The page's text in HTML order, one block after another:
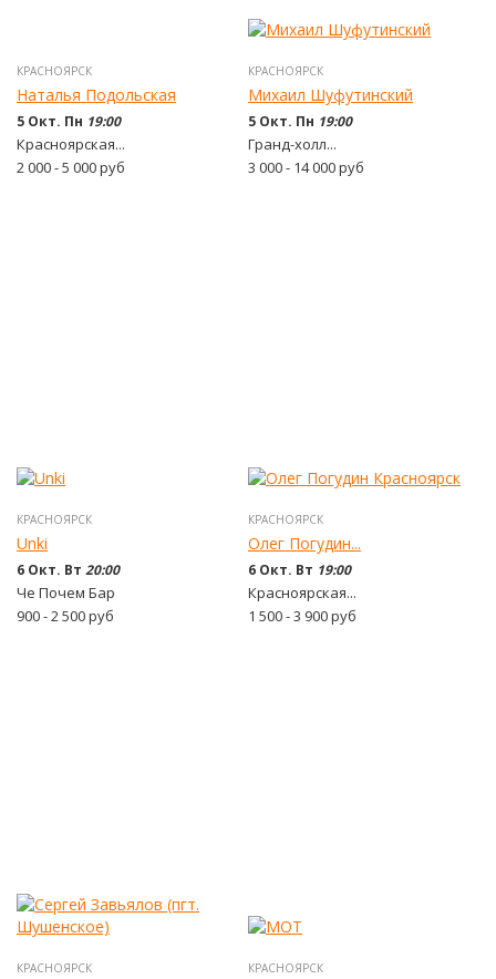
КРАСНОЯРСК
Наталья Подольская
5 Окт. Пн 19:00
Красноярская...
2 000 - 5 000руб
КРАСНОЯРСК
Михаил Шуфутинский
5 Окт. Пн 19:00
Гранд-холл...
3 000 - 14 000руб
КРАСНОЯРСК
Unki
6 Окт. Вт 20:00
Че Почем Бар
900 - 2 500руб
КРАСНОЯРСК
Олег Погудин...
6 Окт. Вт 19:00
Красноярская...
1 500 - 3 900руб
КРАСНОЯРСК КРАСНОЯРСК